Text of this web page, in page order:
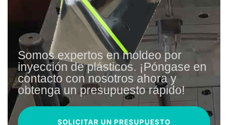
Somos expertos en moldeo por
inyección de plásticos. ¡Póngase en
contacto con nosotros ahora y
obtenga un presupuesto rápido!
SOLICITAR UN PRESUPUESTO